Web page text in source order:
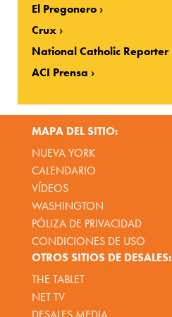
El Pregonero
Crux
National Catholic Reporter
ACI Prensa
MAPA DEL SITIO:
NUEVA YORK
CALENDARIO
VÍDEOS
WASHINGTON
PÓLIZA DE PRIVACIDAD
CONDICIONES DE USO
OTROS SITIOS DE DESALES:
THE TABLET
NET TV